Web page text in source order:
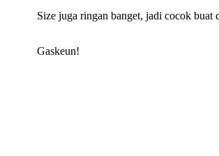
Size juga ringan banget, jadi cocok buat
Gaskeun!